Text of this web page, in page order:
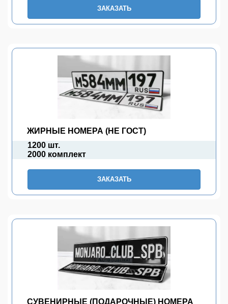
ЗАКАЗАТЬ
ЖИРНЫЕ НОМЕРА (НЕ ГОСТ)
1200 шт.
2000 комплект
ЗАКАЗАТЬ
СУВЕНИРНЫЕ (ПОДАРОЧНЫЕ) НОМЕРА